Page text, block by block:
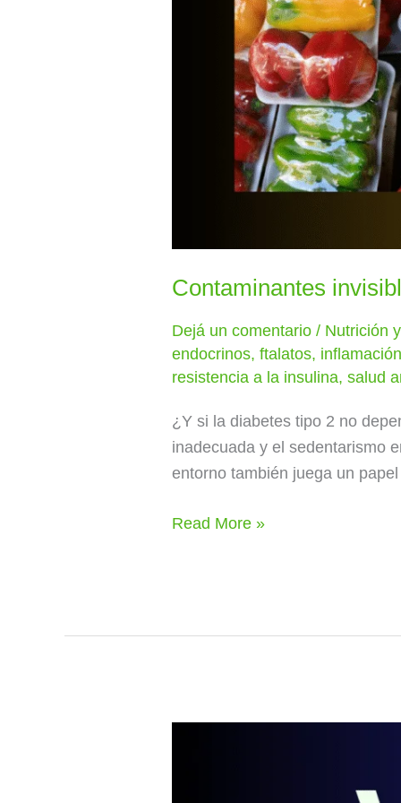
Contaminantes
Dejá un comentario / Nutrición
endocrinos,ftalatos,
resistencia a la insulina,salud
¿Y si la diabetes tipo 2 no
inadecuada y el sedentarismo
entorno también juega un
Read More »